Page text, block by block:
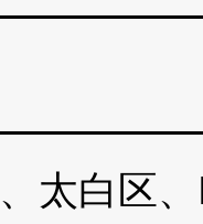
太白区